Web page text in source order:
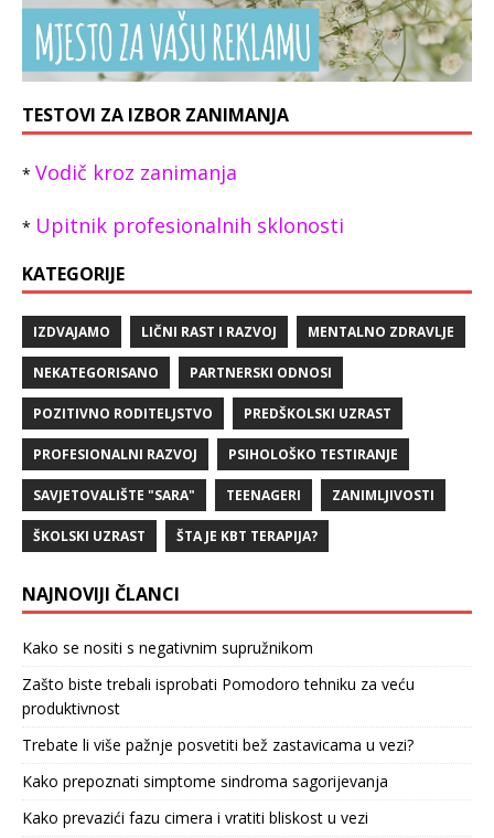
TESTOVI ZA IZBOR ZANIMANJA
* Vodič kroz zanimanja
* Upitnik profesionalnih sklonosti
KATEGORIJE
IZDVAJAMO LIČNI RAST I RAZVOJ MENTALNO ZDRAVLJE
NEKATEGORISANO PARTNERSKI ODNOSI
POZITIVNO RODITELJSTVO PREDŠKOLSKI UZRAST
PROFESIONALNI RAZVOJ PSIHOLOŠKO TESTIRANJE
SAVJETOVALIŠTE "SARA" TEENAGERI ZANIMLJIVOSTI
ŠKOLSKI UZRAST ŠTA JE KBT TERAPIJA?
NAJNOVIJI ČLANCI
Kako se nositi s negativnim supružnikom
Zašto biste trebali isprobati Pomodoro tehniku za veću
produktivnost
Trebate li više pažnje posvetiti bež zastavicama u vezi?
Kako prepoznati simptome sindroma sagorijevanja
Kako prevazići fazu cimera i vratiti bliskost u vezi